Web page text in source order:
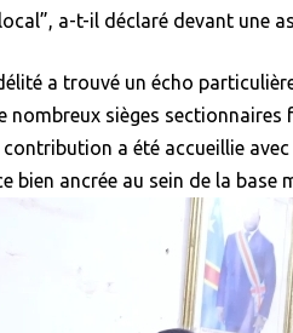
a-t-il déclaré devant une
a trouvé un écho
nombreux sièges
a été accueillie
bien ancrée au sein de la base